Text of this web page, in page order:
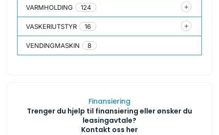
VARMHOLDING 124
VASKERIUTSTYR 16
VENDINGMASKIN 8
Finansiering
Trenger du hjelp til finansiering eller ønsker du
leasingavtale?
Kontakt oss her